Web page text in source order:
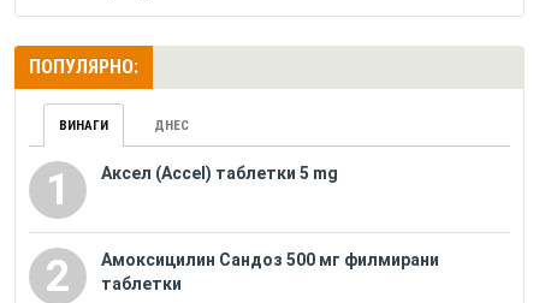
ПОПУЛЯРНО:
ВИНАГИ ДНЕС
1 Аксел (Accel) таблетки 5 mg
2
Амоксицилин Сандоз 500 мг филмирани
таблетки